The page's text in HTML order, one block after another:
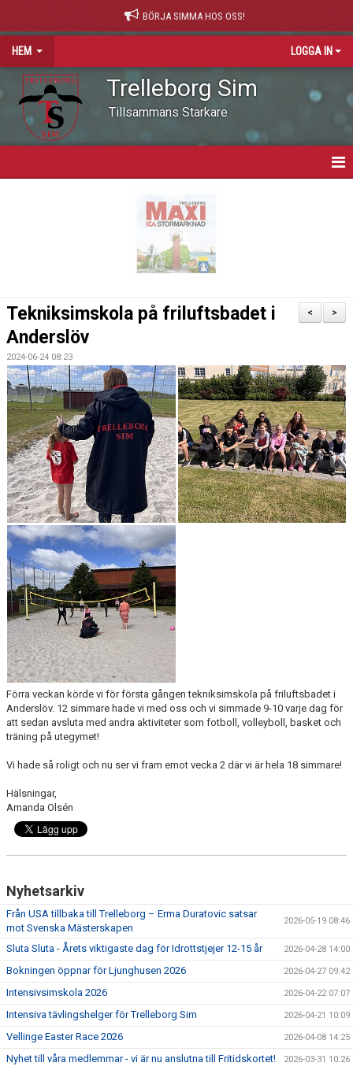
BÖRJA SIMMA HOS OSS!
HEM LOGGA IN
Trelleborg Sim
Tillsammans Starkare
OM KLUBBEN
SIMSHOP
KONTAKT
KALENDER
BILDGALLERI
DOKUMENT
>
<
Tekniksimskola på friluftsbadet i
Anderslöv
2024-06-24 08:23
Förra veckan körde vi för första gången tekniksimskola på friluftsbadet i
Anderslöv. 12 simmare hade vi med oss och vi simmade 9-10 varje dag för
att sedan avsluta med andra aktiviteter som fotboll, volleyboll, basket och
träning på utegymet!
Vi hade så roligt och nu ser vi fram emot vecka 2 där vi är hela 18 simmare!
Hälsningar,
Amanda Olsén
Nyhetsarkiv
Från USA tillbaka till Trelleborg – Erma Duratovic satsar
mot Svenska Mästerskapen
2026-05-19 08:46
Sluta Sluta - Årets viktigaste dag för Idrottstjejer 12-15 år 2026-04-28 14:00
Bokningen öppnar för Ljunghusen 2026 2026-04-27 09:42
Intensivsimskola 2026 2026-04-22 07:07
Intensiva tävlingshelger för Trelleborg Sim 2026-04-21 10:09
Vellinge Easter Race 2026 2026-04-08 14:25
Nyhet till våra medlemmar - vi är nu anslutna till Fritidskortet! 2026-03-31 10:26